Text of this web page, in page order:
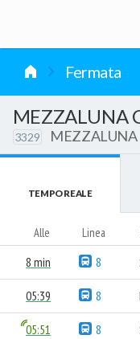
Fermata
MEZZALUNA
3329 MEZZALUNA
TEMPO REALE
Alle Linea
8 min 8
05:39 8
05:51 8